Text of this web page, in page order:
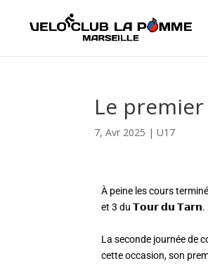
Le
7, Avr 2025 |U17
À peine les cours
et 3 du 𝗧𝗼𝘂𝗿 𝗱𝘂 𝗧𝗮𝗿𝗻.
La seconde journée de
cette occasion, son